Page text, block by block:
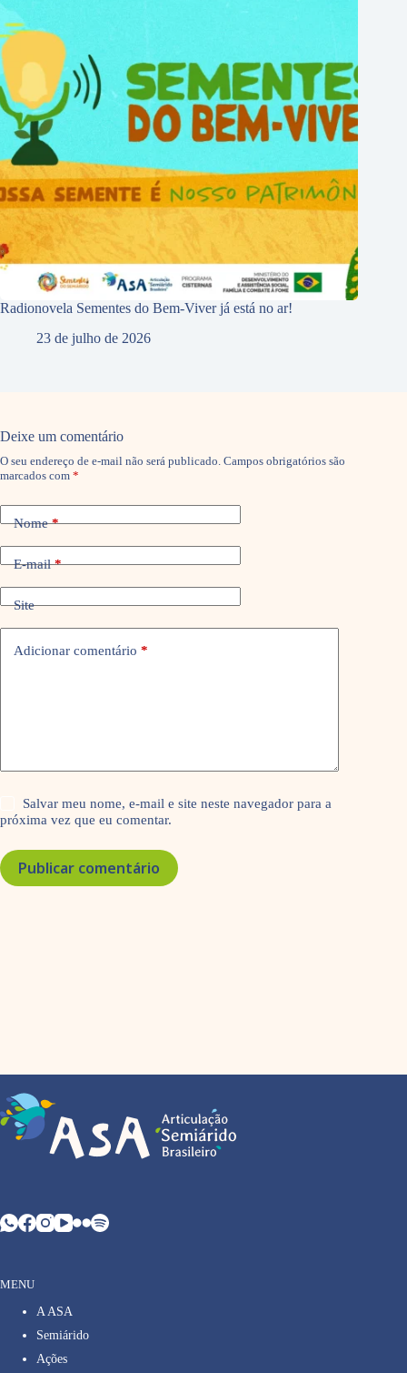
Radionovela Sementes do Bem-Viver já está no ar!
23 de julho de 2026
Deixe um comentário
O seu endereço de e-mail não será publicado. Campos obrigatórios são
marcados com *
Nome*
E-mail*
Site
Adicionar comentário *
Salvar meu nome, e-mail e site neste navegador para a
próxima vez que eu comentar.
Publicar comentário
MENU
A ASA
Semiárido
Ações